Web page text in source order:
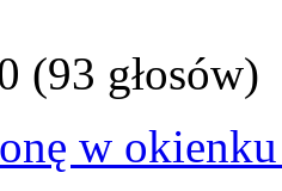
(93 głosów)
w